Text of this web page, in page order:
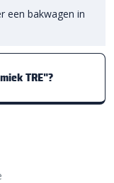
een bakwagen in
TRE"?